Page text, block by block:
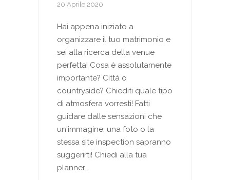
20 Aprile 2020
Hai appena iniziato a
organizzare il tuo matrimonio e
sei alla ricerca della venue
perfetta! Cosa è assolutamente
importante? Città o
countryside? Chiediti quale tipo
di atmosfera vorresti! Fatti
guidare dalle sensazioni che
un'immagine, una foto o la
stessa site inspection sapranno
suggerirti! Chiedi alla tua
planner...